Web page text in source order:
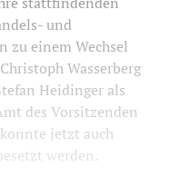
und
zu einem Wechsel
Wasserberg
Heidinger als
des Vorsitzenden
jetzt auch
werden.